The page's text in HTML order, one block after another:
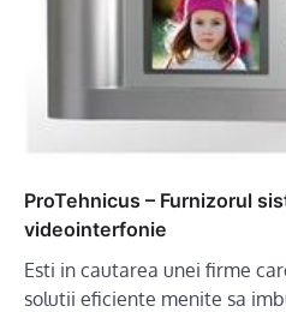
ProTehnicus – Furnizorul
videointerfonie
Esti in cautarea unei firme
solutii eficiente menite sa